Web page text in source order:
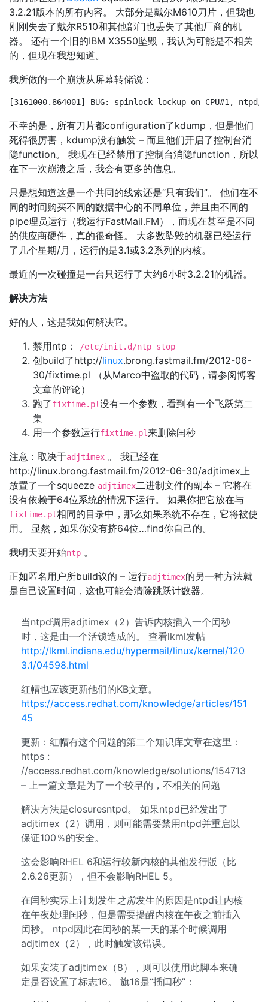
3.2.21版本的所有内容。 大部分是戴尔M610刀片，但我也
刚刚失去了戴尔R510和其他部门也丢失了其他厂商的机
器。 还有一个旧的IBM X3550坠毁，我认为可能是不相关
的，但现在我想知道。
我所做的一个崩溃从屏幕转储说：
[3161000.864001] BUG: spinlock lockup on CPU#1,
不幸的是，所有刀片都configuration了kdump，但是他们
死得很厉害，kdump没有触发 – 而且他们开启了控制台消
隐function。 我现在已经禁用了控制台消隐function，所以
在下一次崩溃之后，我会有更多的信息。
只是想知道这是一个共同的线索还是“只有我们”。 他们在不
同的时间购买不同的数据中心的不同单位，并且由不同的
pipe理员运行（我运行FastMail.FM），而现在甚至是不同
的供应商硬件，真的很奇怪。 大多数坠毁的机器已经运行
了几个星期/月，运行的是3.1或3.2系列的内核。
最近的一次碰撞是一台只运行了大约6小时3.2.21的机器。
解决方法
好的人，这是我如何解决它。
禁用ntp：
/etc/init.d/ntp stop
创build了http://linux.brong.fastmail.fm/2012-06-
30/fixtime.pl （从Marco中盗取的代码，请参阅博客
文章的评论）
跑了fixtime.pl没有一个参数，看到有一个飞跃第二
集
用一个参数运行fixtime.pl来删除闰秒
注意：取决于adjtimex 。 我已经在
http://linux.brong.fastmail.fm/2012-06-30/adjtimex上
放置了一个squeeze adjtimex二进制文件的副本 – 它将在
没有依赖于64位系统的情况下运行。 如果你把它放在与
fixtime.pl相同的目录中，那么如果系统不存在，它将被使
用。 显然，如果你没有挤64位…find你自己的。
我明天要开始ntp 。
正如匿名用户所build议的 – 运行adjtimex的另一种方法就
是自己设置时间，这也可能会清除跳跃计数器。
当ntpd调用adjtimex（2）告诉内核插入一个闰秒
时，这是由一个活锁造成的。 查看lkml发帖
http://lkml.indiana.edu/hypermail/linux/kernel/120
3.1/04598.html
红帽也应该更新他们的KB文章。
https://access.redhat.com/knowledge/articles/151
45
更新：红帽有这个问题的第二个知识库文章在这里：
https :
//access.redhat.com/knowledge/solutions/154713
– 上一篇文章是为了一个较早的，不相关的问题
解决方法是closuresntpd。 如果ntpd已经发出了
adjtimex（2）调用，则可能需要禁用ntpd并重启以
保证100％的安全。
这会影响RHEL 6和运行较新内核的其他发行版（比
2.6.26更新），但不会影响RHEL 5。
在闰秒实际上计划发生之前发生的原因是ntpd让内核
在午夜处理闰秒，但是需要提醒内核在午夜之前插入
闰秒。 ntpd因此在闰秒的某一天的某个时候调用
adjtimex（2），此时触发该错误。
如果安装了adjtimex（8），则可以使用此脚本来确
定是否设置了标志16。 旗16是“插闰秒”：